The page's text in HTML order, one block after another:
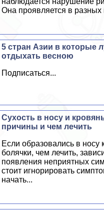
Она проявляется в разных
5 стран Азии в которые
отдыхать весною
Подписаться...
Сухость в носу и
причины и чем лечить
Если образовались в носу
болячки, чем лечить,
появления неприятных
стоит игнорировать
начать...